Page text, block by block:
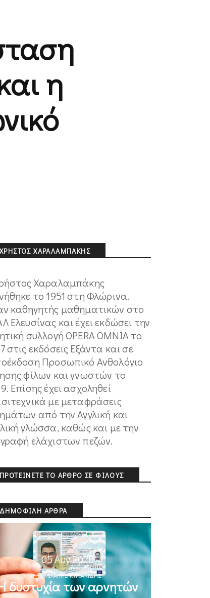
η
ΧΡΉΣΤΟΣ ΧΑΡΑΛΑΜΠΆΚΗΣ
Χαραλαμπάκης
το 1951 στη Φλώρινα.
καθηγητής μαθηματικών στο
Ελευσίνας και έχει εκδώσει την
συλλογή OPERA OMNIA το
στις εκδόσεις Εξάντα και σε
Προσωπικό Ανθολόγιο
φίλων και γνωστών το
Επίσης έχει ασχοληθεί
με μεταφράσεις
από την Αγγλική και
γλώσσα, καθώς και με την
ελάχιστων πεζών.
ΠΡΟΤΕΊΝΕΤΕ ΤΟ ΆΡΘΡΟ ΣΕ ΦΊΛΟΥΣ
ΔΗΜΟΦΙΛΉ ΆΡΘΡΑ
05 Αυγ 2026
ΜΙΧΆΛΗΣ ΚΥΡΙΑΚΊΔΗΣ
δυστυχία των αρνητών